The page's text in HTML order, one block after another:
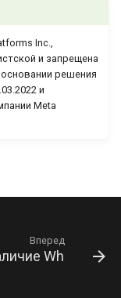
Inc.,
и запрещена
решения
и
Meta
Вперед
WhatsApp